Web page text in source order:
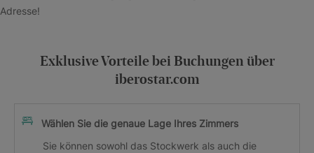
Adresse!
Exklusive Vorteile bei Buchungen über
iberostar.com
Wählen Sie die genaue Lage Ihres Zimmers
Sie können sowohl das Stockwerk als auch die